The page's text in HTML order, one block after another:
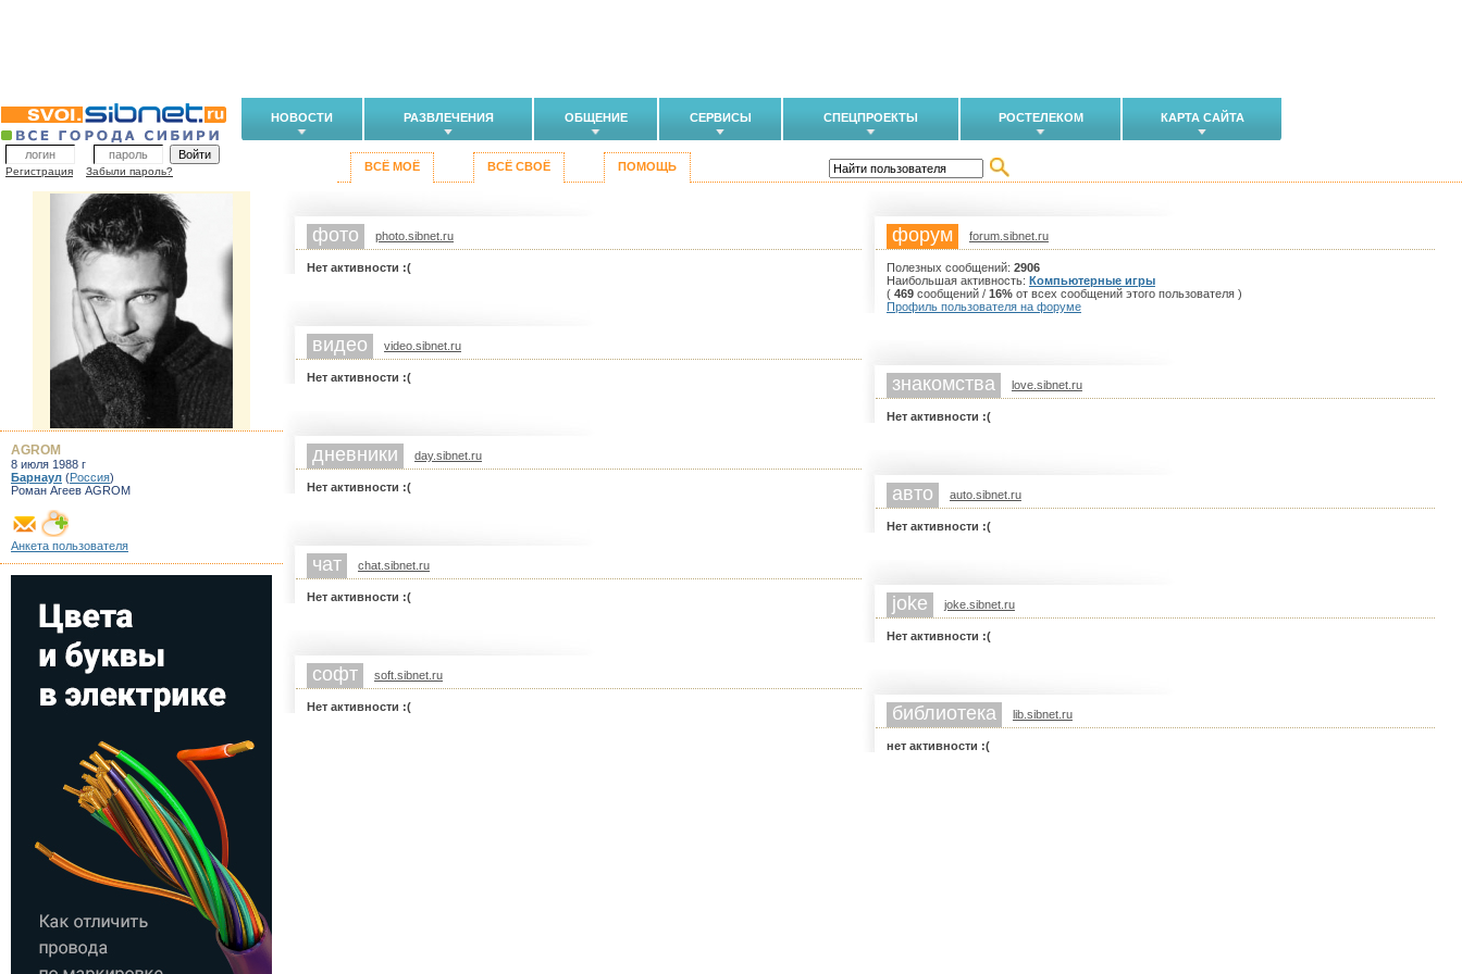
НОВОСТИ РАЗВЛЕЧЕНИЯ ОБЩЕНИЕ СЕРВИСЫ СПЕЦПРОЕКТЫ РОСТЕЛЕКОМ КАРТА САЙТА
Регистрация Забыли пароль? ВСЁ МОЁ ВСЁ СВОЁ ПОМОЩЬ
фото photo.sibnet.ru
Нет активности :(
видео video.sibnet.ru
Нет активности :(
дневники day.sibnet.ru
Нет активности :(
чат chat.sibnet.ru
Нет активности :(
софт soft.sibnet.ru
Нет активности :(
форум forum.sibnet.ru
Полезных сообщений: 2906
Наибольшая активность: Компьютерные игры
( 469сообщений / 16%от всех сообщений этого пользователя )
Профиль пользователя на форуме
знакомства love.sibnet.ru
Нет активности :(
авто auto.sibnet.ru
Нет активности :(
joke joke.sibnet.ru
Нет активности :(
библиотека lib.sibnet.ru
нет активности :(
AGROM
8 июля 1988 г
Барнаул (Россия)
Роман Агеев AGROM
Анкета пользователя